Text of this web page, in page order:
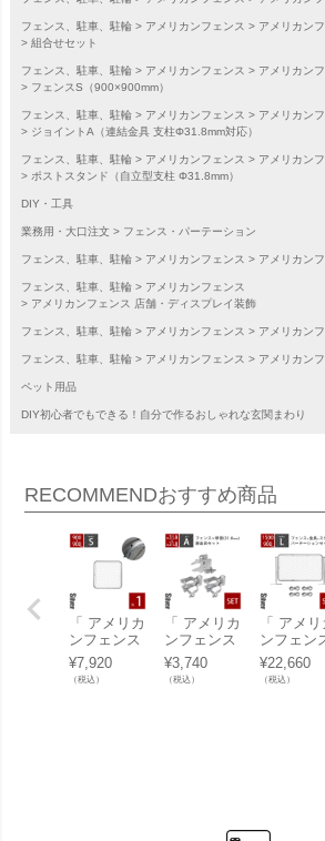
フェンス、駐車、駐輪 アメリカンフェンス
アメリカン
組合せセット
フェンス、駐車、駐輪 アメリカンフェンス
アメリカン
フェンスS（900×900mm）
フェンス、駐車、駐輪 アメリカンフェンス
アメリカン
ジョイントA（連結金具 支柱Φ31.8mm対応）
フェンス、駐車、駐輪 アメリカンフェンス
アメリカン
ポストスタンド（自立型支柱 Φ31.8mm）
DIY・工具
業務用・大口注文 フェンス・パーテーション
フェンス、駐車、駐輪 アメリカンフェンス アメリカン
フェンス、駐車、駐輪
アメリカンフェンス
アメリカンフェンス 店舗・ディスプレイ装飾
フェンス、駐車、駐輪 アメリカンフェンス アメリカン
フェンス、駐車、駐輪 アメリカンフェンス アメリカン
ペット用品
DIY初心者でもできる！自分で作るおしゃれな玄関まわり
RECOMMENDおすすめ商品
「 アメリカ
ンフェンス
900×900m
m Sサイズ
シルバー 」
¥7,920
（税込）
「 アメリカ
ンフェンス
扉金具セッ
トA（Φ31.8
mm用） シ
¥3,740
（税込）
「 アメリ
ンフェン
パーテーシ
ョンセット
L シルバー
¥22,660
（税込）